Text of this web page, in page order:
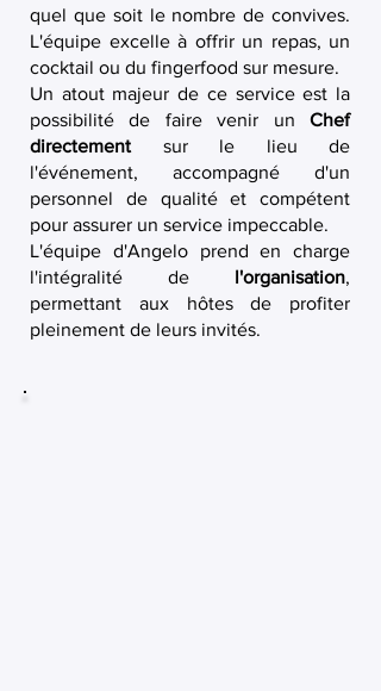
quel que soit le nombre de convives.
L'équipe excelle à offrir un repas, un
cocktail ou du fingerfood sur mesure.
Un atout majeur de ce service est la
possibilité de faire venir un Chef
directement sur le lieu de
l'événement, accompagné d'un
personnel de qualité et compétent
pour assurer un service impeccable.
L'équipe d'Angelo prend en charge
l'intégralité de l'organisation,
permettant aux hôtes de profiter
pleinement de leurs invités.